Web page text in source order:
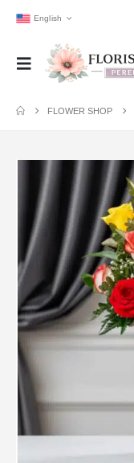
English
FLOWER SHOP